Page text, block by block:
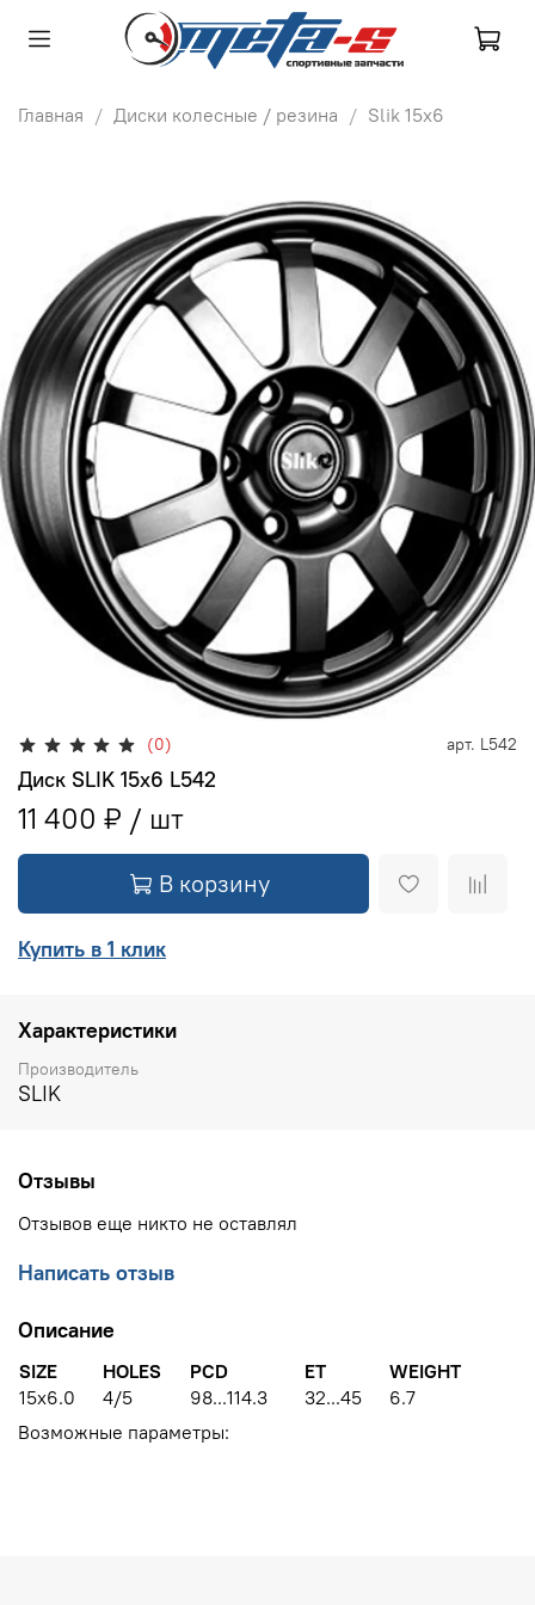
Главная Диски колесные / резина Slik 15х6
(0) арт. L542
Диск SLIK 15х6 L542
11 400 ₽
В корзину
Купить в 1 клик
Характеристики
Производитель
SLIK
Отзывы
Отзывов еще никто не оставлял
Написать отзыв
Описание
Возможные параметры:
SIZE HOLES PCD ET
WEIGHT
15x6.0
4/5 98...114.3 32...45 6.7